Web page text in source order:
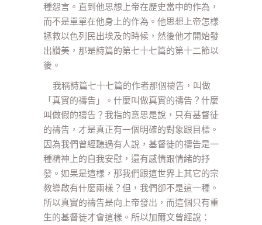
種怨言。直到他思想上帝在歷史當中的作為，
而不是單單在他身上的作為。他思想上帝怎樣
拯救以色列民出埃及的時候，然後他才開始發
出讚美，那是詩篇的第七十七篇的第十二節以
後。
我稱詩篇七十七篇的作者那個禱告，叫做
「真實的禱告」。什麼叫做真實的禱告？什麼
叫做假的禱告？我指的意思是說，只有基督徒
的禱告，才是真正有一個明確的對象跟目標。
因為我們曾經聽過有人說，基督徒的禱告是一
種精神上的自我安慰，還有感情跟情緒的抒
發。如果是這樣，那我們跟這世界上其它的宗
教導啟有什麼兩樣？但，我們卻不是這一種。
所以真實的禱告是向上帝發出，而這個只有重
生的基督徒才會這樣。所以加爾文曾經說：